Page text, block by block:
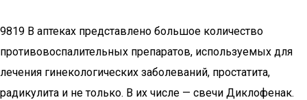
9819 В аптеках представлено большое количество
противовоспалительных препаратов, используемых для
лечения гинекологических заболеваний, простатита,
радикулита и не только. В их числе — свечи Диклофенак.